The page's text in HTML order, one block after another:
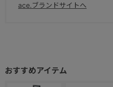
ace.ブランドサイトへ